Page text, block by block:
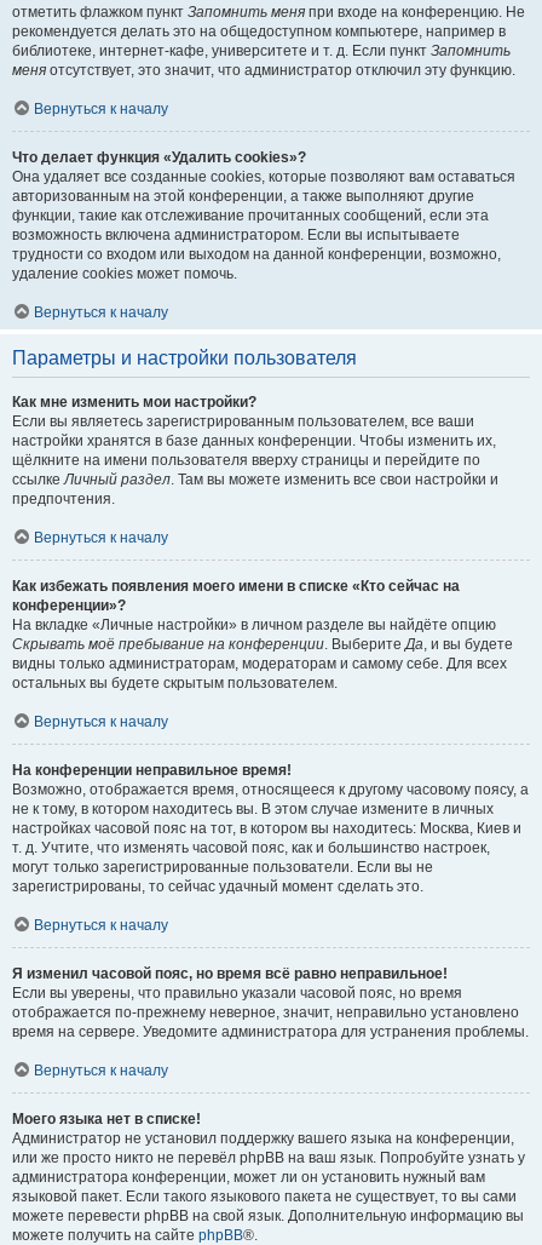
отметить флажком пункт Запомнить меня при входе на конференцию. Не
рекомендуется делать это на общедоступном компьютере, например в
библиотеке, интернет-кафе, университете и т. д. Если пункт Запомнить
меня отсутствует, это значит, что администратор отключил эту функцию.
Вернуться к началу
Что делает функция «Удалить cookies»?
Она удаляет все созданные cookies, которые позволяют вам оставаться
авторизованным на этой конференции, а также выполняют другие
функции, такие как отслеживание прочитанных сообщений, если эта
возможность включена администратором. Если вы испытываете
трудности со входом или выходом на данной конференции, возможно,
удаление cookies может помочь.
Вернуться к началу
Параметры и настройки пользователя
Как мне изменить мои настройки?
Если вы являетесь зарегистрированным пользователем, все ваши
настройки хранятся в базе данных конференции. Чтобы изменить их,
щёлкните на имени пользователя вверху страницы и перейдите по
ссылкеЛичный раздел. Там вы можете изменить все свои настройки и
предпочтения.
Вернуться к началу
Как избежать появления моего имени в списке «Кто сейчас на
конференции»?
На вкладке «Личные настройки» в личном разделе вы найдёте опцию
Скрывать моё пребывание на конференции. ВыберитеДа, и вы будете
видны только администраторам, модераторам и самому себе. Для всех
остальных вы будете скрытым пользователем.
Вернуться к началу
На конференции неправильное время!
Возможно, отображается время, относящееся к другому часовому поясу, а
не к тому, в котором находитесь вы. В этом случае измените в личных
настройках часовой пояс на тот, в котором вы находитесь: Москва, Киев и
т. д. Учтите, что изменять часовой пояс, как и большинство настроек,
могут только зарегистрированные пользователи. Если вы не
зарегистрированы, то сейчас удачный момент сделать это.
Вернуться к началу
Я изменил часовой пояс, но время всё равно неправильное!
Если вы уверены, что правильно указали часовой пояс, но время
отображается по-прежнему неверное, значит, неправильно установлено
время на сервере. Уведомите администратора для устранения проблемы.
Вернуться к началу
Моего языка нет в списке!
Администратор не установил поддержку вашего языка на конференции,
или же просто никто не перевёл phpBB на ваш язык. Попробуйте узнать у
администратора конференции, может ли он установить нужный вам
языковой пакет. Если такого языкового пакета не существует, то вы сами
можете перевести phpBB на свой язык. Дополнительную информацию вы
можете получить на сайте phpBB®.